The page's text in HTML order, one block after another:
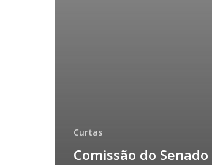
Curtas
Comissão do Senado